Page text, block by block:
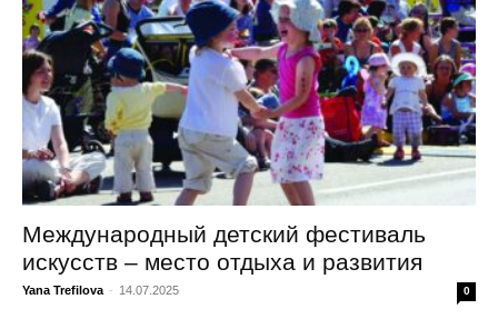
Международный детский фестиваль
искусств – место отдыха и развития
Yana Trefilova - 14.07.2025 0